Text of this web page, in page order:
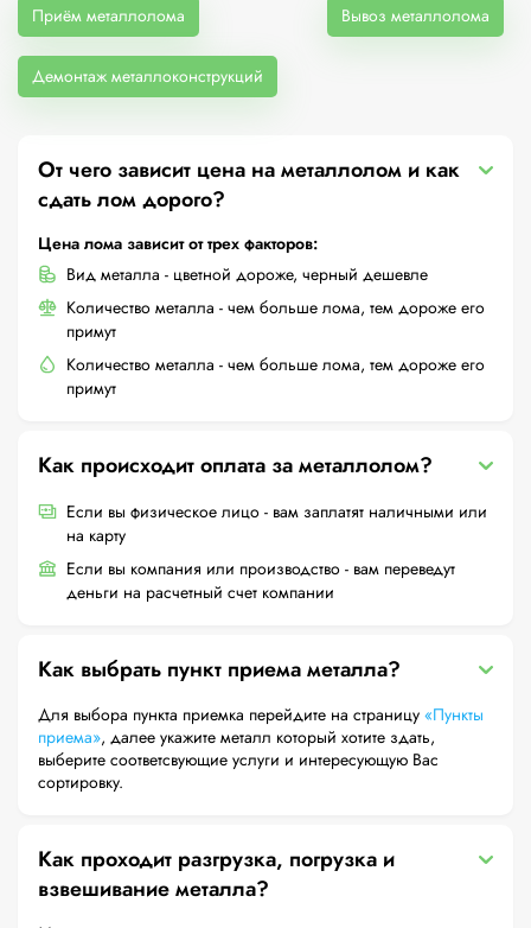
Приём металлолома Вывоз металлолома
Демонтаж металлоконструкций
От чего зависит цена на металлолом и как
сдать лом дорого?
Цена лома зависит от трех факторов:
Вид металла - цветной дороже, черный дешевле
Количество металла - чем больше лома, тем дороже его
примут
Количество металла - чем больше лома, тем дороже его
примут
Как происходит оплата за металлолом?
Если вы физическое лицо - вам заплатят наличными или
на карту
Если вы компания или производство - вам переведут
деньги на расчетный счет компании
Как выбрать пункт приема металла?
Для выбора пункта приемка перейдите на страницу «Пункты
приема», далее укажите металл который хотите здать,
выберите соответсвующие услуги и интересующую Вас
сортировку.
Как проходит разгрузка, погрузка и
взвешивание металла?